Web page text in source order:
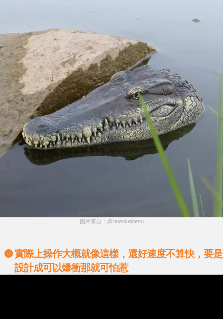
圖片來自：@ratenkeidesu
實際上操作大概就像這樣，還好速度不算快，要是
設計成可以爆衝那就可怕惹